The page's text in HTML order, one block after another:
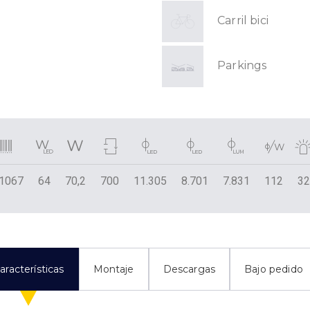
Carril bici
Parkings
64 70,2 700 11.305 8.701 7.831 112 32
Montaje Descargas Bajo pedido